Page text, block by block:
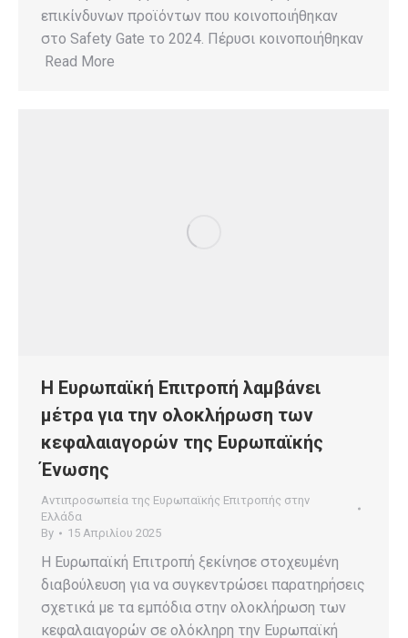
επικίνδυνων προϊόντων που κοινοποιήθηκαν
στο Safety Gate το 2024. Πέρυσι κοινοποιήθηκαν
Read More
Η Ευρωπαϊκή Επιτροπή λαμβάνει
μέτρα για την ολοκλήρωση των
κεφαλαιαγορών της Ευρωπαϊκής
Ένωσης
Αντιπροσωπεία της Ευρωπαϊκής Επιτροπής στην
Ελλάδα
By
15 Απριλίου 2025
Η Ευρωπαϊκή Επιτροπή ξεκίνησε στοχευμένη
διαβούλευση για να συγκεντρώσει παρατηρήσεις
σχετικά με τα εμπόδια στην ολοκλήρωση των
κεφαλαιαγορών σε ολόκληρη την Ευρωπαϊκή